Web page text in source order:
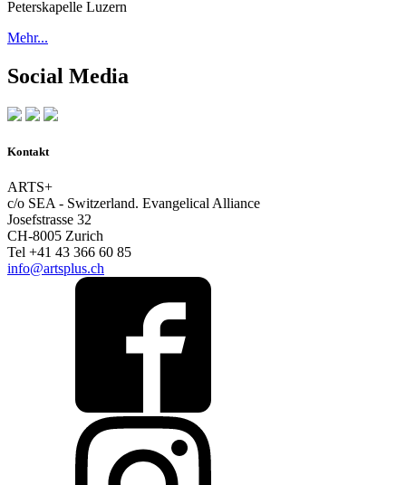
Peterskapelle Luzern
Mehr...
Social Media
Kontakt
ARTS+
c/o SEA - Switzerland. Evangelical Alliance
Josefstrasse 32
CH-8005 Zurich
Tel +41 43 366 60 85
info@artsplus.ch